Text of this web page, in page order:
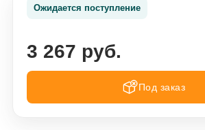
Ожидается поступление
3 267 руб.
Под заказ